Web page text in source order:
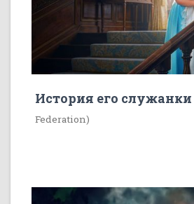
История его служанки
Federation)